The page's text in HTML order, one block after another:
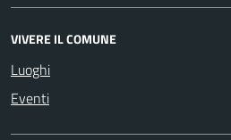
VIVERE IL COMUNE
Luoghi
Eventi